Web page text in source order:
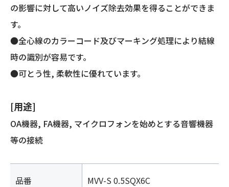
ー
ド)
個
の影響に対して高いノイズ除去効果を得ることができま
す。
●全心線のカラーコード及びマーキング処理により結線
時の識別が容易です。
●可とう性, 柔軟性に優れています。
[用途]
OA機器, FA機器, マイクロフォンを始めとする音響機器
等の接続
品番 MVV-S 0.5SQX6C